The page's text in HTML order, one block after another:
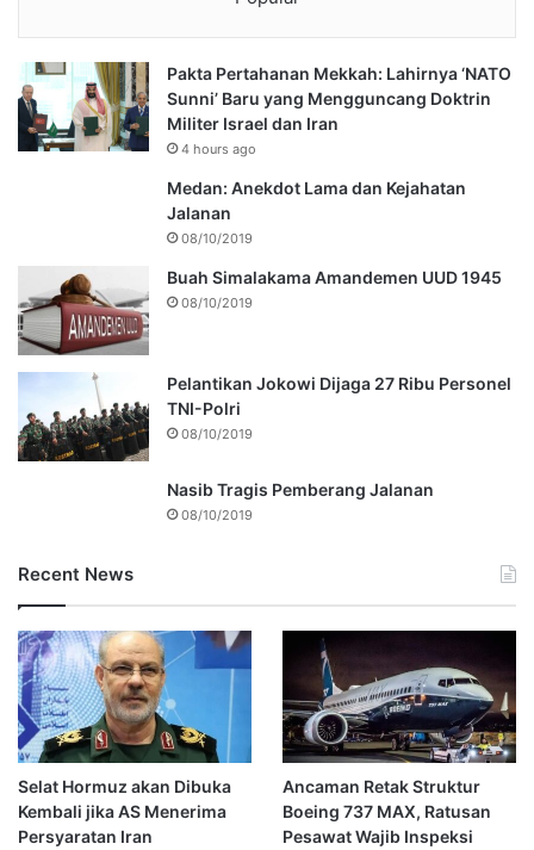
Pakta Pertahanan Mekkah: Lahirnya ‘NATO
Sunni’ Baru yang Mengguncang Doktrin
Militer Israel dan Iran
4 hours ago
Medan: Anekdot Lama dan Kejahatan
Jalanan
08/10/2019
Buah Simalakama Amandemen UUD 1945
08/10/2019
Pelantikan Jokowi Dijaga 27 Ribu Personel
TNI-Polri
08/10/2019
Nasib Tragis Pemberang Jalanan
08/10/2019
Recent News
Selat Hormuz akan Dibuka
Kembali jika AS Menerima
Persyaratan Iran
Ancaman Retak Struktur
Boeing 737 MAX, Ratusan
Pesawat Wajib Inspeksi